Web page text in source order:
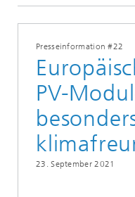
Presseinformation #22
PV-
23. September 2021